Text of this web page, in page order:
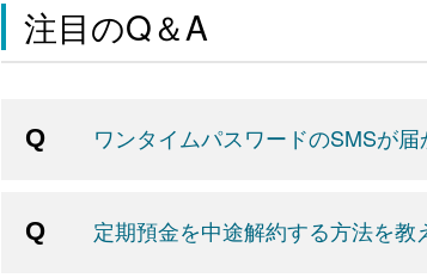
注目のQ＆A
ワンタイムパスワードのSMSが
定期預金を中途解約する方法を教